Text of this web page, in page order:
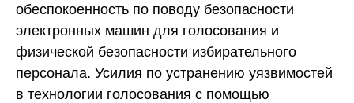
обеспокоенность по поводу безопасности
электронных машин для голосования и
физической безопасности избирательного
персонала. Усилия по устранению уязвимостей
в технологии голосования с помощью